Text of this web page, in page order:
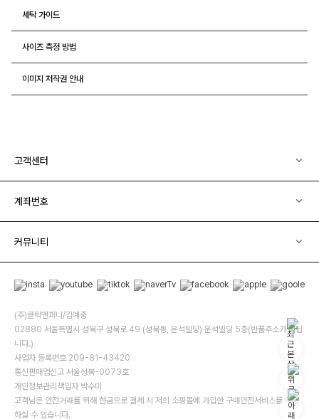
세탁 가이드
사이즈 측정 방법
이미지 저작권 안내
고객센터
계좌번호
커뮤니티
(주)클릭앤퍼니/김예중
02880 서울특별시 성북구 성북로 49 (성북동, 운석빌딩) 운석빌딩 5층(반품주소가 아닙
니다.)
사업자 등록번호 209-81-43420
통신판매업신고 서울성북-0073호
개인정보관리책임자 박수미
고객님은 안전거래를 위해 현금으로 결제 시 저희 소핑몰에 가입한 구매안전서비스를 이용
하실 수 있습니다.